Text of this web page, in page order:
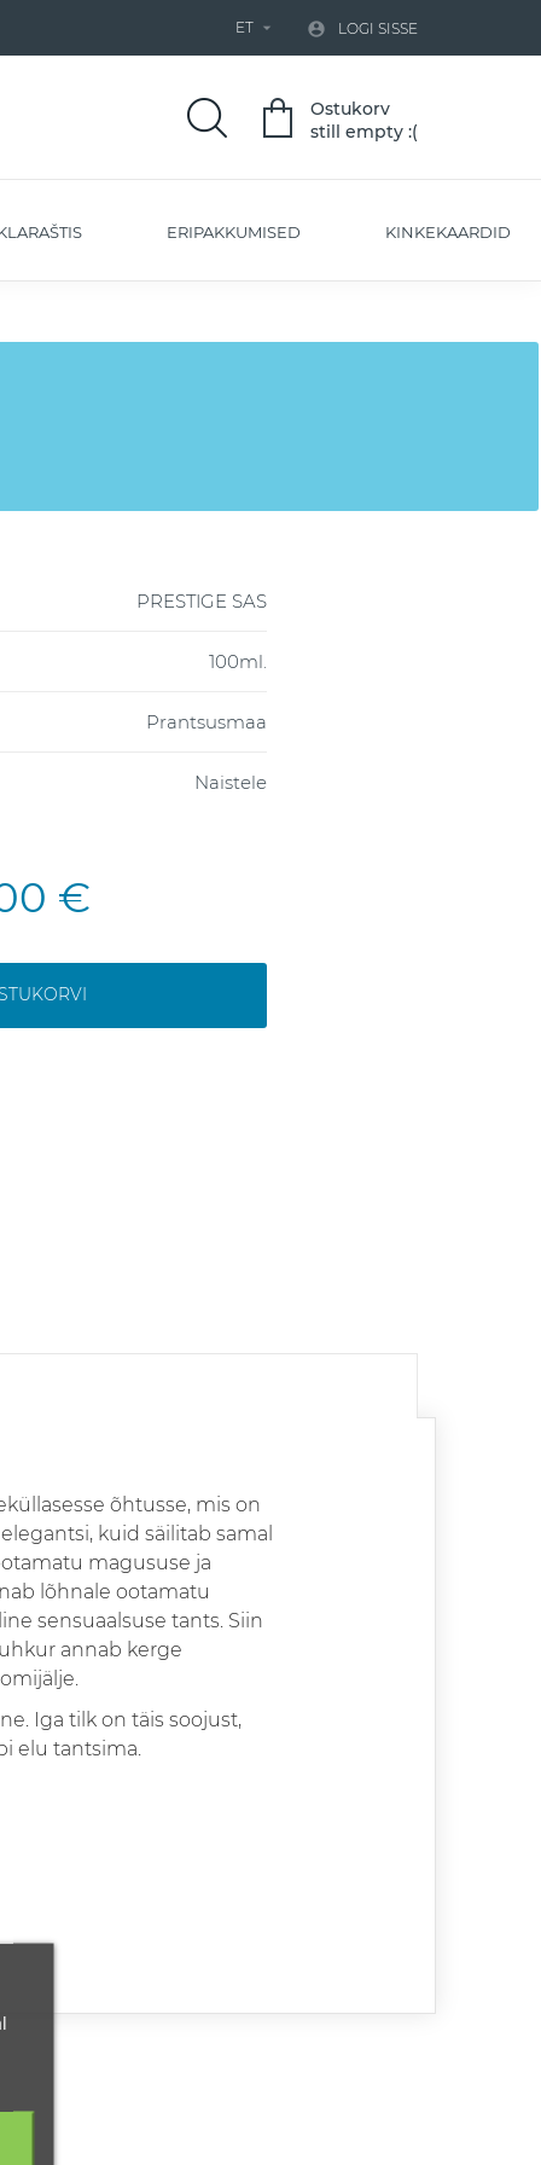
ET   LOGI SISSE
Ostukorv
still empty :(
ERIPAKKUMISED KINKEKAARDID
PRESTIGE SAS
100ml.
Prantsusmaa
Naistele
€
õhtusse, mis on
kuid säilitab samal
magususe ja
lõhnale ootamatu
sensuaalsuse tants. Siin
annab kerge
Iga tilk on täis soojust,
elu tantsima.